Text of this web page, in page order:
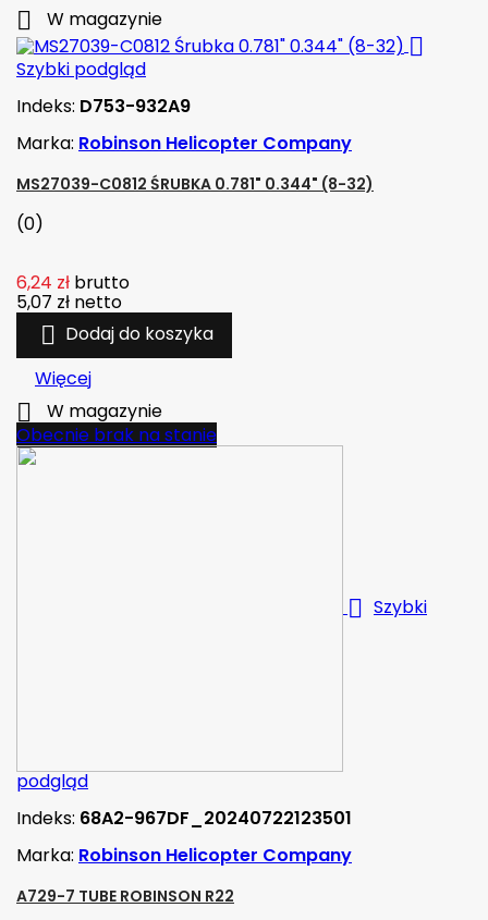
 W magazynie

Szybki podgląd
Indeks: D753-932A9
Marka: Robinson Helicopter Company
MS27039-C0812 ŚRUBKA 0.781" 0.344" (8-32)
(0)
6,24 zł brutto
5,07 zł netto
 Dodaj do koszyka
Więcej

W magazynie
Obecnie brak na stanie
 Szybki
podgląd
Indeks: 68A2-967DF_20240722123501
Marka: Robinson Helicopter Company
A729-7 TUBE ROBINSON R22